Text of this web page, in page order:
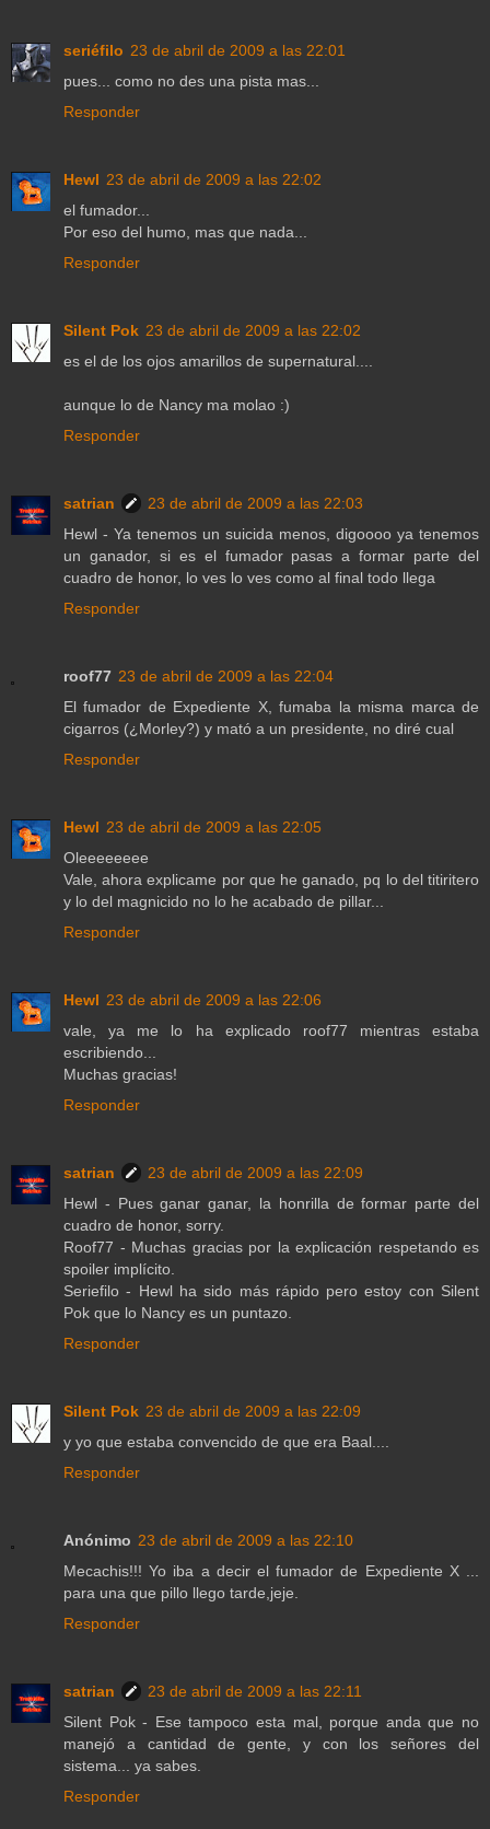
seriéfilo 23 de abril de 2009 a las 22:01
pues... como no des una pista mas...
Responder
Hewl 23 de abril de 2009 a las 22:02
el fumador...
Por eso del humo, mas que nada...
Responder
Silent Pok 23 de abril de 2009 a las 22:02
es el de los ojos amarillos de supernatural....
aunque lo de Nancy ma molao :)
Responder
satrian
23 de abril de 2009 a las 22:03
Hewl - Ya tenemos un suicida menos, digoooo ya tenemos
un ganador, si es el fumador pasas a formar parte del
cuadro de honor, lo ves lo ves como al final todo llega
Responder
roof77 23 de abril de 2009 a las 22:04
El fumador de Expediente X, fumaba la misma marca de
cigarros (¿Morley?) y mató a un presidente, no diré cual
Responder
Hewl 23 de abril de 2009 a las 22:05
Oleeeeeeee
Vale, ahora explicame por que he ganado, pq lo del titiritero
y lo del magnicido no lo he acabado de pillar...
Responder
Hewl 23 de abril de 2009 a las 22:06
vale, ya me lo ha explicado roof77 mientras estaba
escribiendo...
Muchas gracias!
Responder
satrian
23 de abril de 2009 a las 22:09
Hewl - Pues ganar ganar, la honrilla de formar parte del
cuadro de honor, sorry.
Roof77 - Muchas gracias por la explicación respetando es
spoiler implícito.
Seriefilo - Hewl ha sido más rápido pero estoy con Silent
Pok que lo Nancy es un puntazo.
Responder
Silent Pok 23 de abril de 2009 a las 22:09
y yo que estaba convencido de que era Baal....
Responder
Anónimo 23 de abril de 2009 a las 22:10
Mecachis!!! Yo iba a decir el fumador de Expediente X ...
para una que pillo llego tarde,jeje.
Responder
satrian
23 de abril de 2009 a las 22:11
Silent Pok - Ese tampoco esta mal, porque anda que no
manejó a cantidad de gente, y con los señores del
sistema... ya sabes.
Responder